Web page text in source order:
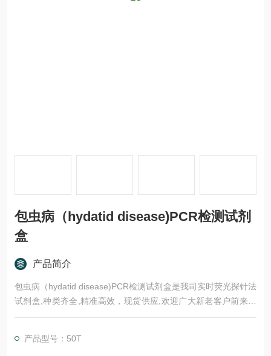
包虫病（hydatid disease)PCR检测试剂
盒
产品简介
包虫病（hydatid disease)PCR检测试剂盒是我司实时荧光探针法
试剂盒,种类齐全,精准高效，现货供应,欢迎广大新老客户前来选
购。
产品型号：50T